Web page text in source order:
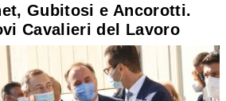
Gubitosi e Ancorotti.
Cavalieri del Lavoro